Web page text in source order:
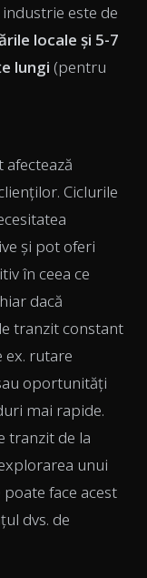
este de
locale și 5-7
lungi (pentru
Ciclurile
și pot oferi
în ceea ce
dacă
tranzit constant
ex. rutare
oportunități
mai rapide.
tranzit de la
unui
face acest
dvs. de